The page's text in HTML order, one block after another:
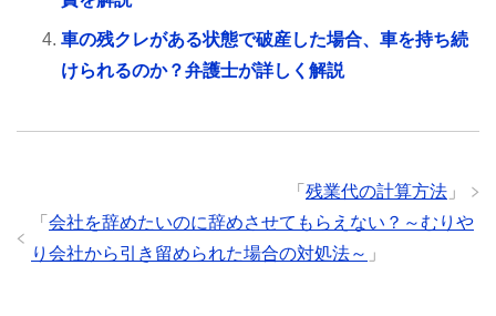
車の残クレがある状態で破産した場合、車を持ち続
けられるのか？弁護士が詳しく解説
「 残業代の計算方法 」
「 会社を辞めたいのに辞めさせてもらえない？～むりや
り会社から引き留められた場合の対処法～ 」